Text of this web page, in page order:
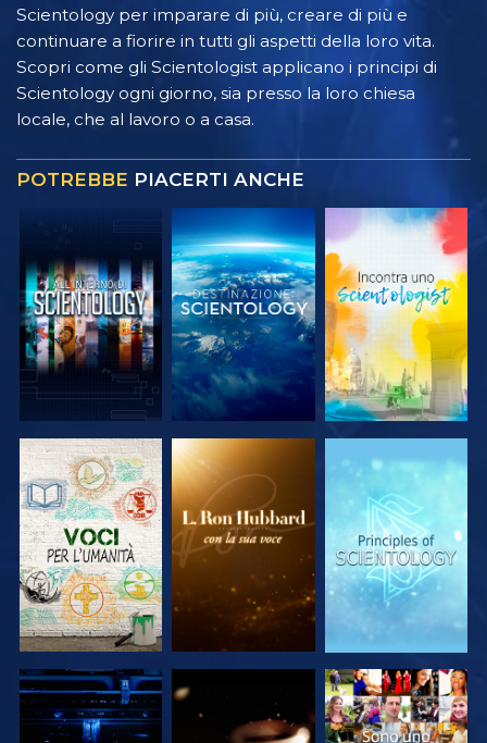
Scientology per imparare di più, creare di più e
continuare a fiorire in tutti gli aspetti della loro vita.
Scopri come gli Scientologist applicano i principi di
Scientology ogni giorno, sia presso la loro chiesa
locale, che al lavoro o a casa.
POTREBBE PIACERTI ANCHE
ESPLORA LE
SERIE
ESPLORA LE
SERIE
ESPLORA LE
SERIE
ESPLORA LE
ESPLORA LE
GUARDA